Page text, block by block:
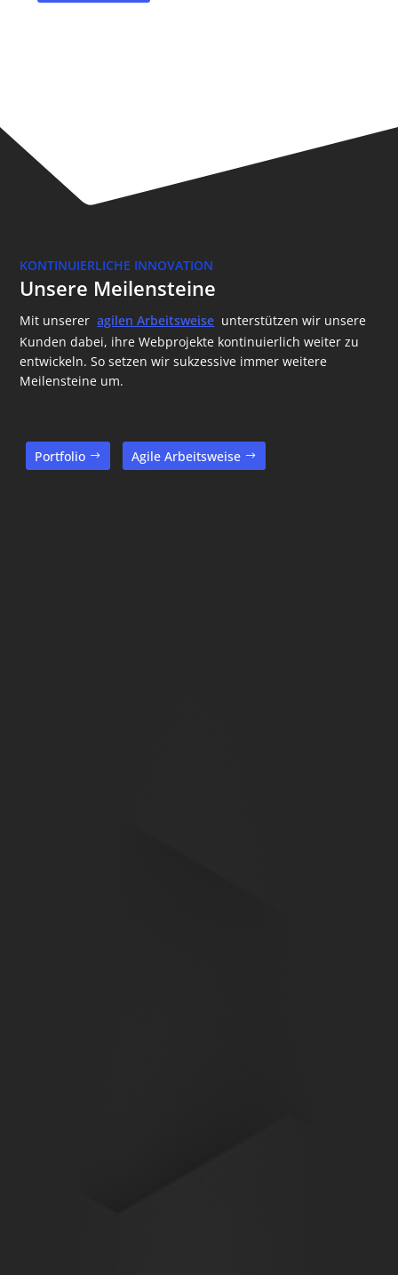
KONTINUIERLICHE INNOVATION
Unsere Meilensteine
Mit unserer agilen Arbeitsweise unterstützen wir unsere
Kunden dabei, ihre Webprojekte kontinuierlich weiter zu
entwickeln. So setzen wir sukzessive immer weitere
Meilensteine um.
Portfolio Agile Arbeitsweise